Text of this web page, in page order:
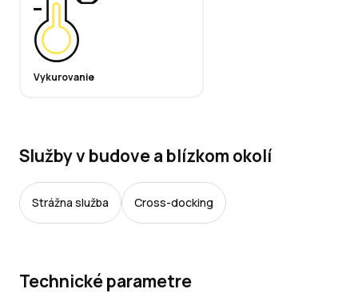
Vykurovanie
Služby v budove a blízkom okolí
Strážna služba Cross-docking
Technické parametre